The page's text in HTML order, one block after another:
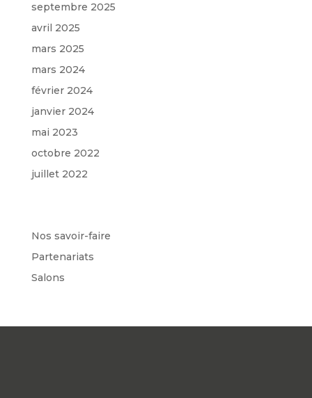
septembre 2025
avril 2025
mars 2025
mars 2024
février 2024
janvier 2024
mai 2023
octobre 2022
juillet 2022
Nos savoir-faire
Partenariats
Salons